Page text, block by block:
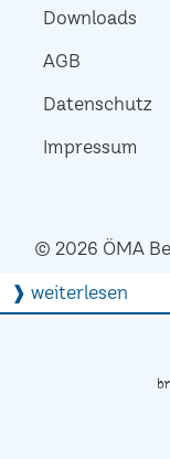
Downloads
AGB
Datenschutz
Impressum
© 2026 ÖMA
❱ weiterlesen